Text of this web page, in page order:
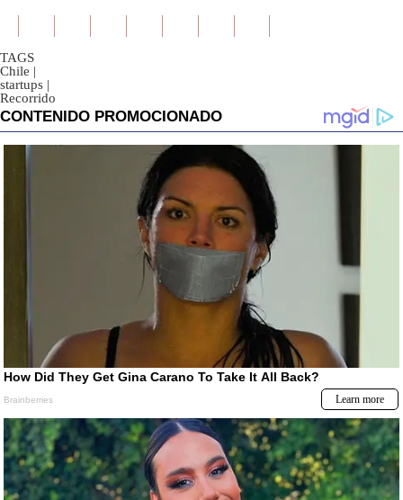
TAGS
Chile |
startups |
Recorrido